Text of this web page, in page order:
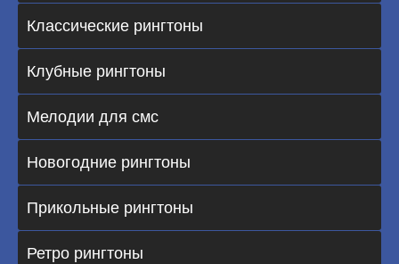
Классические рингтоны
Клубные рингтоны
Мелодии для смс
Новогодние рингтоны
Прикольные рингтоны
Ретро рингтоны